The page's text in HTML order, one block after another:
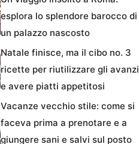
esplora lo splendore barocco di
un palazzo nascosto
Natale finisce, ma il cibo no. 3
ricette per riutilizzare gli avanzi
e avere piatti appetitosi
Vacanze vecchio stile: come si
faceva prima a prenotare e a
giungere sani e salvi sul posto